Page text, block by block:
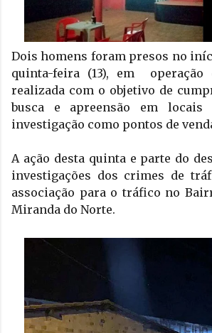
Dois homens foram presos no
quinta-feira (13), em
realizada com o objetivo de
busca e apreensão em locais
investigação como pontos de
A ação desta quinta e parte do
investigações dos crimes de
associação para o tráfico no
Miranda do Norte.